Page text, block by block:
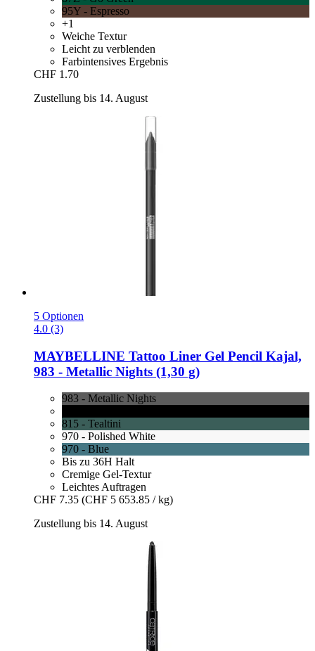
95Y - Espresso
+1
Weiche Textur
Leicht zu verblenden
Farbintensives Ergebnis
CHF 1.70
Zustellung bis 14. August
5 Optionen
4.0 (3)
MAYBELLINE Tattoo Liner Gel Pencil Kajal,
983 -​ Metallic Nights (1,30 g)
983 - Metallic Nights
815 - Tealtini
970 - Polished White
970 - Blue
Bis zu 36H Halt
Cremige Gel-Textur
Leichtes Auftragen
CHF 7.35 (CHF 5 653.85 / kg)
Zustellung bis 14. August